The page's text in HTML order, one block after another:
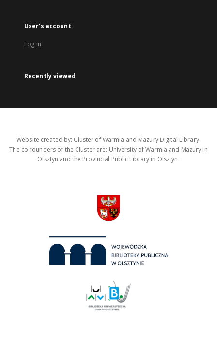
User's account
Log in
Recently viewed
Website created by: Cluster of Warmia and Mazury Digital Library.
The co-founders of the Cluster are: University of Warmia and Mazury in
Olsztyn and the Provincial Public Library in Olsztyn.